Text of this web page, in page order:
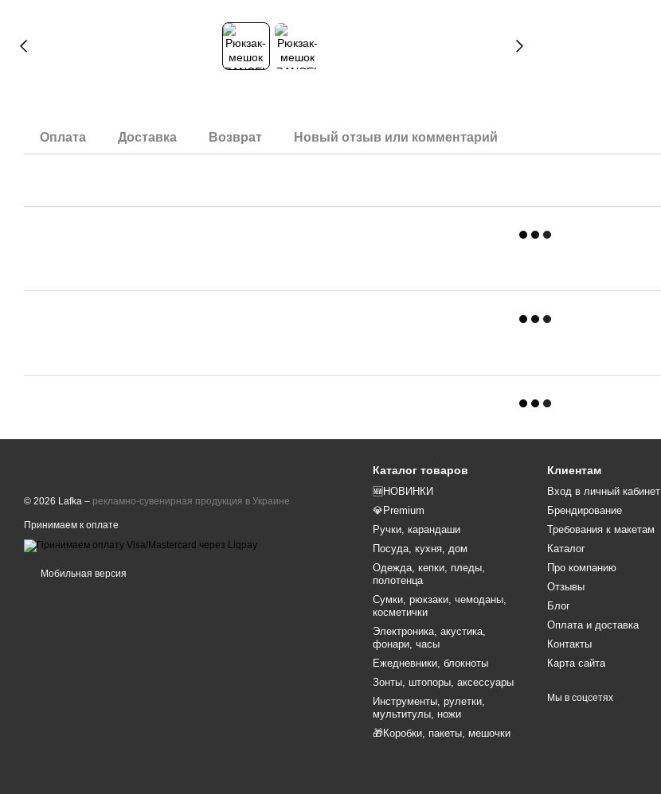
Оплата Доставка Возврат Новый отзыв или комментарий
© 2026 Lafka – рекламно-сувенирная продукция в Украине
Принимаем к оплате
Мобильная версия
Каталог товаров
🆕НОВИНКИ
💎Premium
Ручки, карандаши
Посуда, кухня, дом
Одежда, кепки, пледы,
полотенца
Сумки, рюкзаки, чемоданы,
косметички
Электроника, акустика,
фонари, часы
Ежедневники, блокноты
Зонты, штопоры, аксессуары
Инструменты, рулетки,
мультитулы, ножи
🎁Коробки, пакеты, мешочки
Клиентам
Вход в личный кабинет
Брендирование
Требования к макетам
Каталог
Про компанию
Отзывы
Блог
Оплата и доставка
Контакты
Карта сайта
Мы в соцсетях